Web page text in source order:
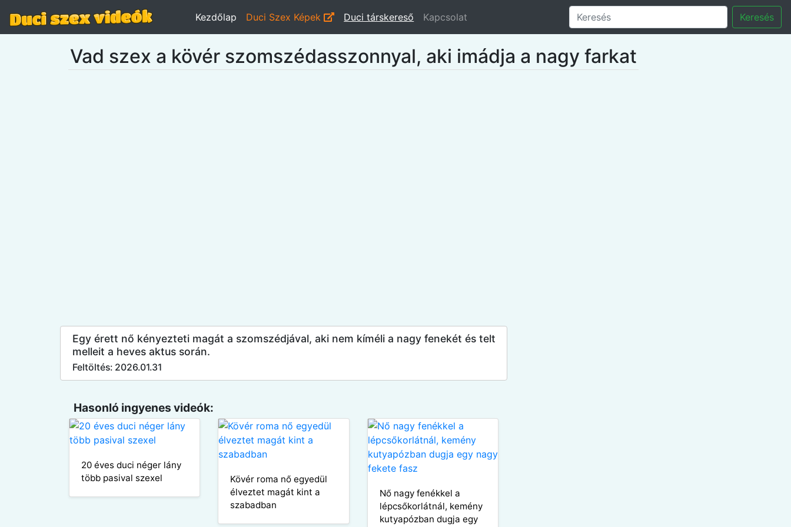
Kezdőlap Duci Szex Képek Duci társkereső Kapcsolat Keresés
Vad szex a kövér szomszédasszonnyal, aki imádja a nagy farkat
Egy érett nő kényezteti magát a szomszédjával, aki nem kíméli a nagy fenekét és telt
melleit a heves aktus során.
Feltöltés: 2026.01.31
Hasonló ingyenes videók:
20 éves duci néger lány
több pasival szexel
Kövér roma nő egyedül
élveztet magát kint a
szabadban
Nő nagy fenékkel a
lépcsőkorlátnál, kemény
kutyapózban dugja egy